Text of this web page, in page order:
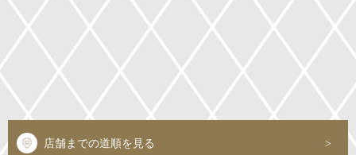
店舗までの道順を見る